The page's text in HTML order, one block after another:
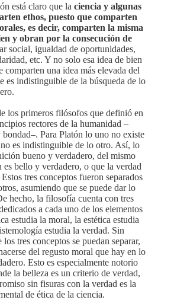
está claro que la ciencia y algunas
ethos, puesto que comparten
es decir, comparten la misma
y obran por la consecución de
social, igualdad de oportunidades,
etc. Y no solo esa idea de bien
comparten una idea más elevada del
es indistinguible de la búsqueda de lo
los primeros filósofos que definió en
rectores de la humanidad –
Para Platón lo uno no existe
es indistinguible de lo otro. Así, lo
bueno y verdadero, del mismo
es bello y verdadero, o que la verdad
tres conceptos fueron separados
asumiendo que se puede dar lo
hecho, la filosofía cuenta con tres
a cada uno de los elementos
estudia la moral, la estética estudia
estudia la verdad. Sin
tres conceptos se puedan separar,
del regusto moral que hay en lo
Esto es especialmente notorio
la belleza es un criterio de verdad,
sin fisuras con la verdad es la
de ética de la ciencia.